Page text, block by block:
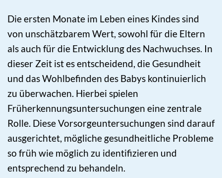
Die ersten Monate im Leben eines Kindes sind
von unschätzbarem Wert, sowohl für die Eltern
als auch für die Entwicklung des Nachwuchses. In
dieser Zeit ist es entscheidend, die Gesundheit
und das Wohlbefinden des Babys kontinuierlich
zu überwachen. Hierbei spielen
Früherkennungsuntersuchungen eine zentrale
Rolle. Diese Vorsorgeuntersuchungen sind darauf
ausgerichtet, mögliche gesundheitliche Probleme
so früh wie möglich zu identifizieren und
entsprechend zu behandeln.